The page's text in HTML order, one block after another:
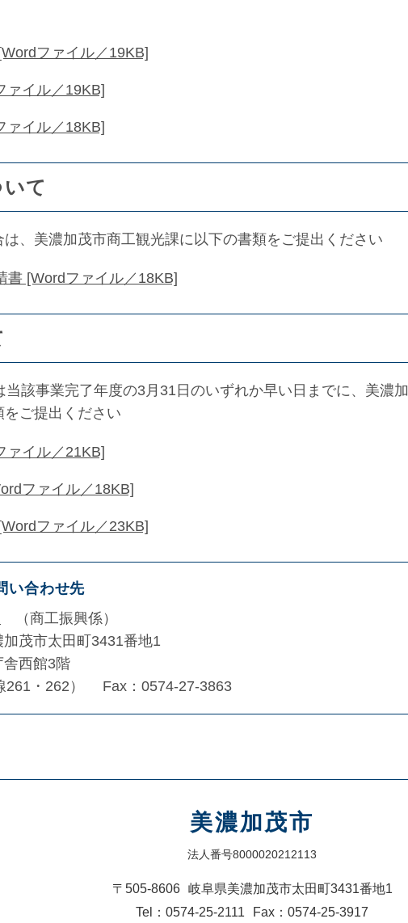
ファイル／19KB]
ァイル／19KB]
ァイル／18KB]
て
、美濃加茂市商工観光課に以下の書類をご提出ください
書 [Wordファイル／18KB]
該事業完了年度の3月31日のいずれか早い日までに、美濃加
ご提出ください
ァイル／21KB]
ファイル／18KB]
ファイル／23KB]
い合わせ先
商工振興係
茂市太田町3431番地1
西館3階
・262）
Fax：0574-27-3863
美濃加茂市
法人番号8000020212113
〒505-8606
岐阜県美濃加茂市太田町3431番地1
Tel：0574-25-2111
Fax：0574-25-3917